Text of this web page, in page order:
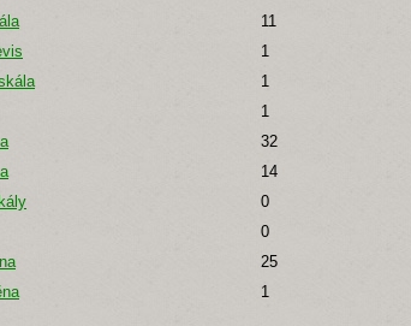
11
1
1
1
32
14
0
0
25
1